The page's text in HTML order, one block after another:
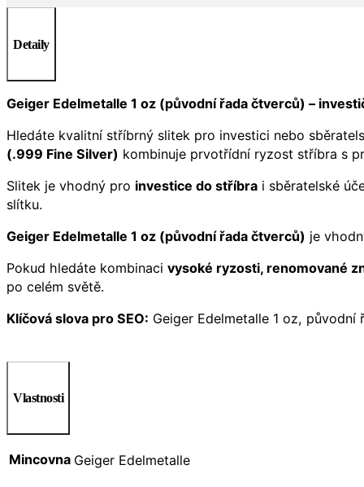
Detaily
Geiger Edelmetalle 1 oz (původní řada čtverců) –
Hledáte kvalitní stříbrný slitek pro investici nebo
(.999 Fine Silver) kombinuje prvotřídní ryzost stříbra s
Slitek je vhodný pro investice do stříbra i sběratelské
slítku.
Geiger Edelmetalle 1 oz (původní řada čtverců) je
Pokud hledáte kombinaci vysoké ryzosti, renomované
po celém světě.
Klíčová slova pro SEO: Geiger Edelmetalle 1 oz,
Vlastnosti
Mincovna Geiger Edelmetalle